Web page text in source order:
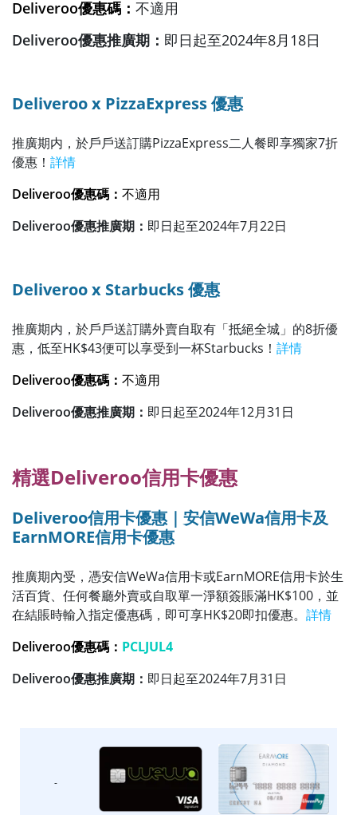
Deliveroo優惠碼： 不適用
Deliveroo優惠推廣期： 即日起至2024年8月18日
Deliveroo x PizzaExpress優惠
推廣期内，於戶戶送訂購PizzaExpress二人餐即享獨家7折
優惠！ 詳情
Deliveroo優惠碼： 不適用
Deliveroo優惠推廣期： 即日起至2024年7月22日
Deliveroo x Starbucks優惠
推廣期内，於戶戶送訂購外賣自取有「抵絕全城」的8折優
惠，低至HK$43便可以享受到一杯Starbucks！ 詳情
Deliveroo優惠碼： 不適用
Deliveroo優惠推廣期： 即日起至2024年12月31日
精選Deliveroo信用卡優惠
Deliveroo信用卡優惠｜安信WeWa信用卡及
EarnMORE信用卡優惠
推廣期內受，憑安信WeWa信用卡或EarnMORE信用卡於生
活百貨、任何餐廳外賣或自取單一淨額簽賬滿HK$100，並
在結賬時輸入指定優惠碼，即可享HK$20即扣優惠。 詳情
Deliveroo優惠碼： PCLJUL4
Deliveroo優惠推廣期： 即日起至2024年7月31日
-